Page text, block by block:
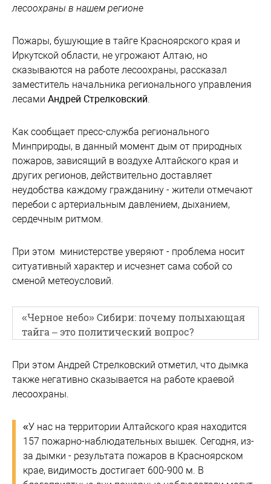
лесоохраны в нашем регионе
Пожары, бушующие в тайге Красноярского края и
Иркутской области, не угрожают Алтаю, но
сказываются на работе лесоохраны, рассказал
заместитель начальника регионального управления
лесами Андрей Стрелковский.
Как сообщает пресс-служба регионального
Минприроды, в данный момент дым от природных
пожаров, зависящий в воздухе Алтайского края и
других регионов, действительно доставляет
неудобства каждому гражданину - жители отмечают
перебои с артериальным давлением, дыханием,
сердечным ритмом.
При этом министерстве уверяют - проблема носит
ситуативный характер и исчезнет сама собой со
сменой метеоусловий.
«Черное небо» Сибири: почему полыхающая
тайга – это политический вопрос?
При этом Андрей Стрелковский отметил, что дымка
также негативно сказывается на работе краевой
лесоохраны.
«У нас на территории Алтайского края находится
157 пожарно-наблюдательных вышек. Сегодня, из-
за дымки - результата пожаров в Красноярском
крае, видимость достигает 600-900 м. В